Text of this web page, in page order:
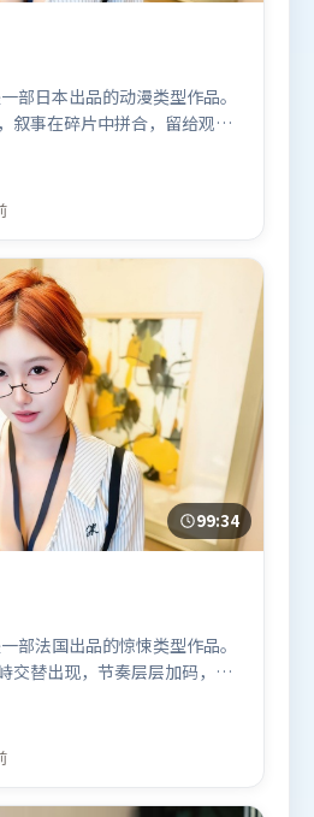
部日本出品的动漫类型作品。
叙事在碎片中拼合，留给观众
共同营造出强烈地域气质，增
斯科特执导，王景春、汤姆·
提莫西·查拉米、奥卡菲娜等
动漫题材的观众观看。
99:34
部法国出品的惊悚类型作品。
交替出现，节奏层层加码，张
网复杂却不凌乱，每场对手戏
里斯托弗·诺兰执导，肖战、
沈腾等联袂出演。影片于2019